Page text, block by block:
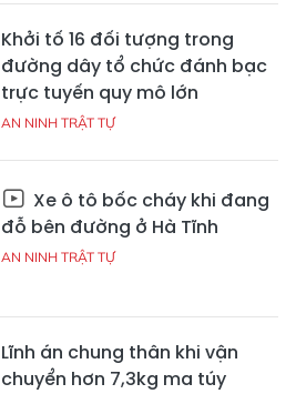
Khởi tố 16 đối tượng trong
đường dây tổ chức đánh bạc
trực tuyến quy mô lớn
AN NINH TRẬT TỰ
Xe ô tô bốc cháy khi đang
đỗ bên đường ở Hà Tĩnh
AN NINH TRẬT TỰ
Lĩnh án chung thân khi vận
chuyển hơn 7,3kg ma túy